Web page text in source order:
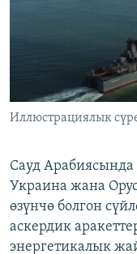
ЭЕ/АРнун
Иллюстрациялык
Сауд
Украина жана
өзүнчө болгон
аскердик
энергетикалык